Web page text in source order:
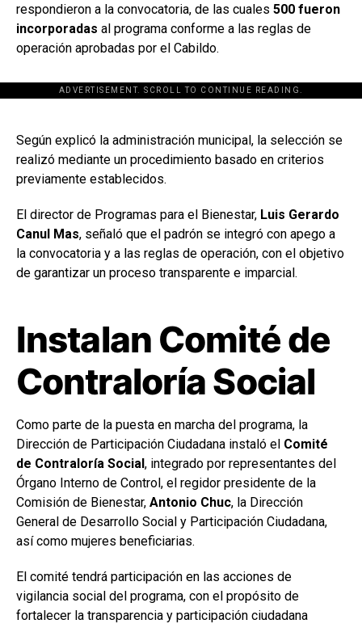
respondieron a la convocatoria, de las cuales 500 fueron
incorporadas al programa conforme a las reglas de
operación aprobadas por el Cabildo.
ADVERTISEMENT. SCROLL TO CONTINUE READING.
[adsforwp id="243463"]
Según explicó la administración municipal, la selección se
realizó mediante un procedimiento basado en criterios
previamente establecidos.
El director de Programas para el Bienestar, Luis Gerardo
Canul Mas, señaló que el padrón se integró con apego a
la convocatoria y a las reglas de operación, con el objetivo
de garantizar un proceso transparente e imparcial.
Instalan Comité de
Contraloría Social
Como parte de la puesta en marcha del programa, la
Dirección de Participación Ciudadana instaló el Comité
de Contraloría Social, integrado por representantes del
Órgano Interno de Control, el regidor presidente de la
Comisión de Bienestar, Antonio Chuc, la Dirección
General de Desarrollo Social y Participación Ciudadana,
así como mujeres beneficiarias.
El comité tendrá participación en las acciones de
vigilancia social del programa, con el propósito de
fortalecer la transparencia y participación ciudadana